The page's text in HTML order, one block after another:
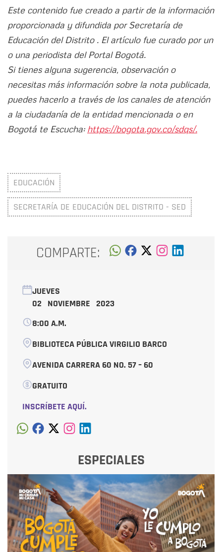
Este contenido fue creado a partir de la información
proporcionada y difundida por Secretaría de
Educación del Distrito . El artículo fue curado por un
o una periodista del Portal Bogotá.
Si tienes alguna sugerencia, observación o
necesitas más información sobre la nota publicada,
puedes hacerlo a través de los canales de atención
a la ciudadanía de la entidad mencionada o en
Bogotá te Escucha: https://bogota.gov.co/sdqs/.
EDUCACIÓN
SECRETARÍA DE EDUCACIÓN DEL DISTRITO - SED
COMPARTE:
JUEVES
02 NOVIEMBRE 2023
8:00 A.M.
BIBLIOTECA PÚBLICA VIRGILIO BARCO
AVENIDA CARRERA 60 NO. 57 – 60
GRATUITO
INSCRÍBETE AQUÍ.
ESPECIALES